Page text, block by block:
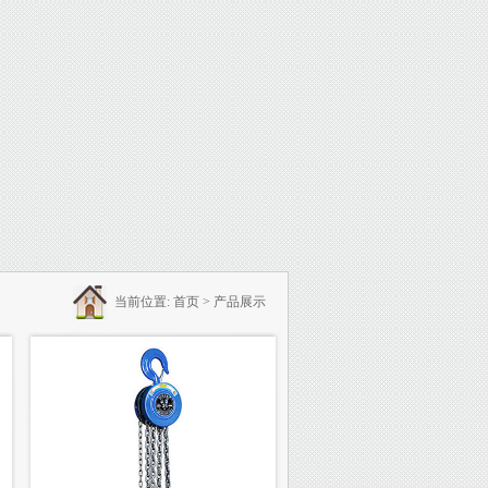
当前位置: 首页 > 产品展示